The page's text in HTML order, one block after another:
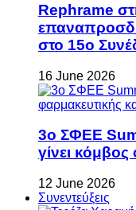
Rephrame
στο 15ο
16 June 2026
3ο ΣΦΕΕ
γίνει κόμβος
12 June 2026
Συνεντεύξεις